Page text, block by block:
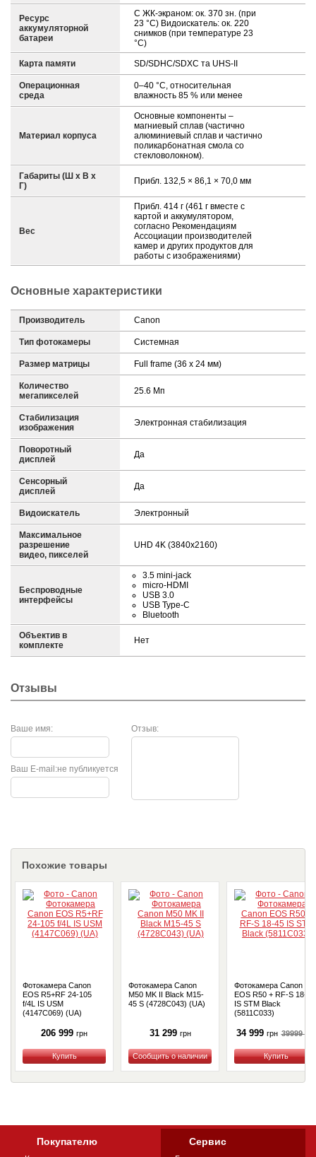
Ресурс
аккумуляторной
батареи
С ЖК-экраном: ок. 370 зн. (при
23 °C) Видоискатель: ок. 220
снимков (при температуре 23
°C)
Карта памяти SD/SDHC/SDXC та UHS-II
Операционная
среда
0–40 °C, относительная
влажность 85 % или менее
Материал корпуса
Основные компоненты –
магниевый сплав (частично
алюминиевый сплав и частично
поликарбонатная смола со
стекловолокном).
Габариты (Ш х В х
Г)
Прибл. 132,5 × 86,1 × 70,0 мм
Вес
Прибл. 414 г (461 г вместе с
картой и аккумулятором,
согласно Рекомендациям
Ассоциации производителей
камер и других продуктов для
работы с изображениями)
Основные характеристики
Производитель Canon
Тип фотокамеры Системная
Размер матрицы Full frame (36 x 24 мм)
Количество
мегапикселей
25.6 Мп
Стабилизация
изображения
Электронная стабилизация
Поворотный
дисплей
Да
Сенсорный
дисплей
Да
Видоискатель Электронный
Максимальное
разрешение
видео, пикселей
UHD 4K (3840x2160)
Беспроводные
интерфейсы
3.5 mini-jack
micro-HDMI
USB 3.0
USB Type-C
Bluetooth
Объектив в
комплекте
Нет
Отзывы
Ваше имя: Отзыв:
не публикуется
Ваш E-mail:
Похожие товары
Фотокамера Canon
EOS R5+RF 24-105
f/4L IS USM
(4147C069) (UA)
206 999 грн
Купить
Фотокамера Canon
M50 MK II Black M15-
45 S (4728C043) (UA)
31 299 грн
Купить
Фотокамера Canon
EOS R50 + RF-S 18-45
IS STM Black
(5811C033)
34 999 грн 39999грн
Купить
Покупателю Сервис